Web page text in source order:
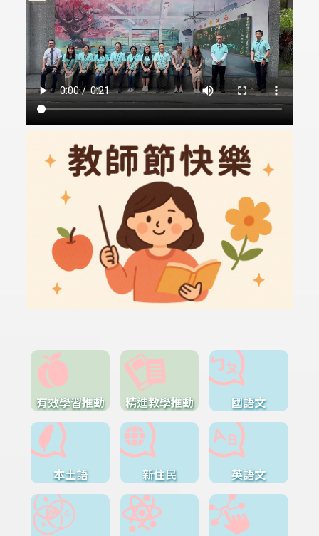
有效學習推動 精進教學推動 國語文
本土語 新住民 英語文